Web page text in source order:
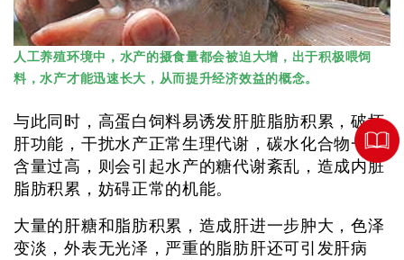
人工养殖环境中，水产的摄食量都会被迫大增，出于积极喂饲
料，水产才能迅速长大，从而提升经济效益的概念。
与此同时，高蛋白饲料易诱发肝脏脂肪积累，破坏
肝功能，干扰水产正常生理代谢，碳水化合物一旦
含量过高，则会引起水产的糖代谢紊乱，造成内脏
脂肪积累，妨碍正常的机能。
大量的肝糖和脂肪积累，造成肝进一步肿大，色泽
变淡，外表无光泽，严重的脂肪肝还可引发肝病